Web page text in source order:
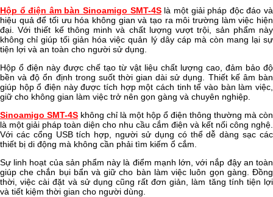
Hộp ổ điện âm bàn Sinoamigo SMT-4S là một giải pháp độc đáo và
hiệu quả để tối ưu hóa không gian và tạo ra môi trường làm việc hiện
đại. Với thiết kế thông minh và chất lượng vượt trội, sản phẩm này
không chỉ giúp tối giản hóa việc quản lý dây cáp mà còn mang lại sự
tiện lợi và an toàn cho người sử dụng.
Hộp ổ điện này được chế tạo từ vật liệu chất lượng cao, đảm bảo độ
bền và độ ổn định trong suốt thời gian dài sử dụng. Thiết kế âm bàn
giúp hộp ổ điện này được tích hợp một cách tinh tế vào bàn làm việc,
giữ cho không gian làm việc trở nên gọn gàng và chuyên nghiệp.
Sinoamigo SMT-4S không chỉ là một hộp ổ điện thông thường mà còn
là một giải pháp toàn diện cho nhu cầu cắm điện và kết nối công nghệ.
Với các cổng USB tích hợp, người sử dụng có thể dễ dàng sạc các
thiết bị di động mà không cần phải tìm kiếm ổ cắm.
Sự linh hoạt của sản phẩm này là điểm mạnh lớn, với nắp đậy an toàn
giúp che chắn bụi bẩn và giữ cho bàn làm việc luôn gọn gàng. Đồng
thời, việc cài đặt và sử dụng cũng rất đơn giản, làm tăng tính tiện lợi
và tiết kiệm thời gian cho người dùng.